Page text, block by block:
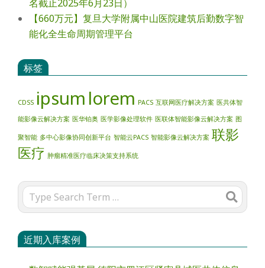
名截止2025年6月23日）
【660万元】复旦大学附属中山医院建筑后勤数字智
能化全生命周期管理平台
标签
CDSS ipsum lorem PACS 互联网医疗解决方案 医共体智
能影像云解决方案 医华铂奥 医学影像处理软件 医联体智能影像云解决方案 图
聚智能 多中心影像协同创新平台 智能云PACS 智能影像云解决方案 联影
医疗 肿瘤精准医疗临床决策支持系统
Search
近期入库案例